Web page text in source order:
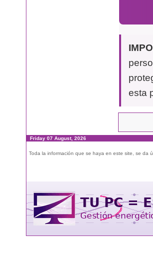
esta
Friday 07 August, 2026
Toda la información que se haya en este site, se da